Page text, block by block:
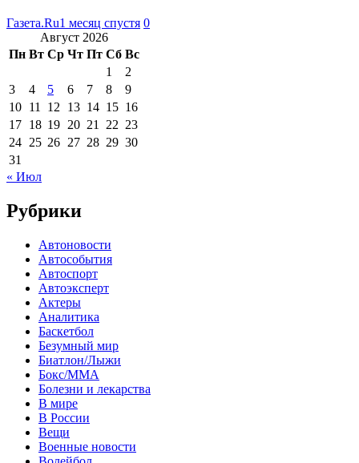
Газета.Ru1 месяц спустя 0
Август 2026
Пн Вт Ср Чт Пт Сб Вс
1
2
3
4 5 6 7 8
9
10 11 12 13 14 15 16
17 18 19 20 21 22 23
24 25 26 27 28 29 30
31
« Июл
Рубрики
Автоновости
Автособытия
Автоспорт
Автоэксперт
Актеры
Аналитика
Баскетбол
Безумный мир
Биатлон/Лыжи
Бокс/MMA
Болезни и лекарства
В мире
В России
Вещи
Военные новости